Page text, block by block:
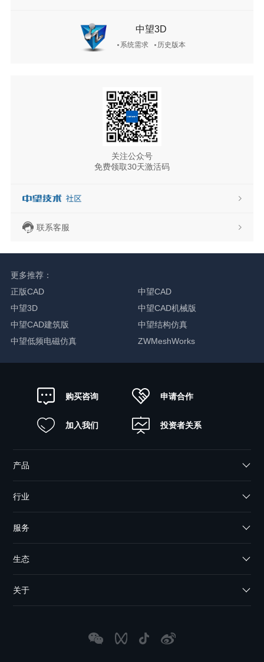
中望3D
系统需求 历史版本
关注公众号
免费领取30天激活码
联系客服
更多推荐：
正版CAD
中望CAD
中望3D
中望CAD机械版
中望CAD建筑版
中望结构仿真
中望低频电磁仿真
ZWMeshWorks
购买咨询 申请合作
加入我们 投资者关系
产品
行业
服务
生态
关于